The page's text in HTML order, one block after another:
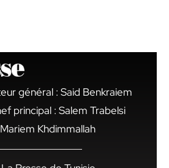
général : Said Benkraiem
principal : Salem Trabelsi
Khdimmallah